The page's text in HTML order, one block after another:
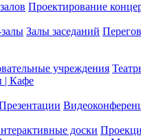
Проектирование
Залы заседаний
учреждения
| Кафе
доски